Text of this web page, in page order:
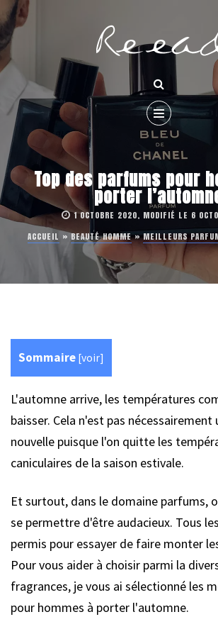
Top des parfums pour
porter
1 OCTOBRE 2020, MODIFIÉ LE 6
ACCUEIL »BEAUTÉ HOMME»MEILLEURS
Sommaire [voir]
L'automne arrive, les températures
baisser. Cela n'est pas nécessairement
nouvelle puisque l'on quitte les
caniculaires de la saison estivale.
Et surtout, dans le domaine parfums,
se permettre d'être audacieux. Tous
permis pour essayer de faire monter
Pour vous aider à choisir parmi la
fragrances, je vous ai sélectionné les
pour hommes à porter l'automne.